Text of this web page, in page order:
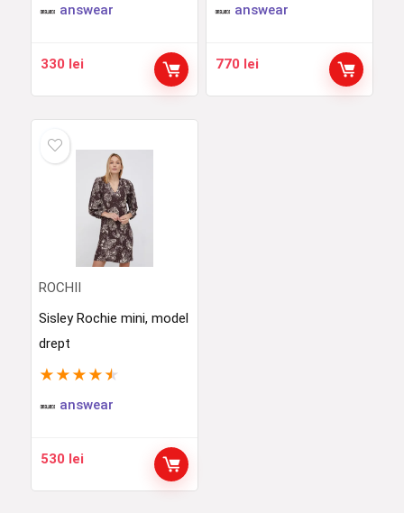
answear
330 lei
answear
770 lei
ROCHII
Sisley Rochie mini, model
drept
★ ★ ★ ★ ★
answear
530 lei